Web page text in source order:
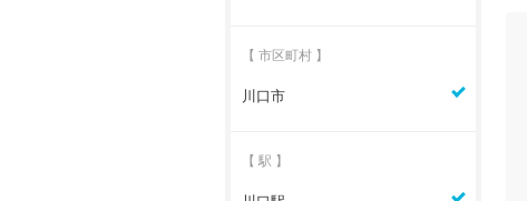
【 市区町村 】
川口市
【 駅 】